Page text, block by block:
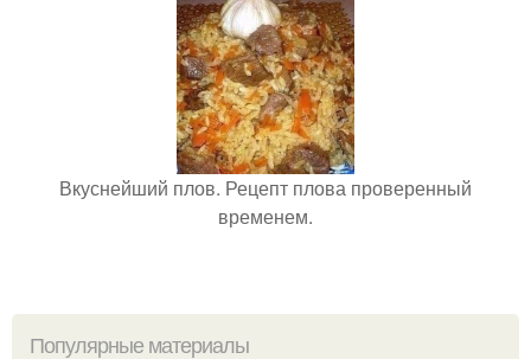
Вкуснейший плов. Рецепт плова проверенный
временем.
Популярные материалы